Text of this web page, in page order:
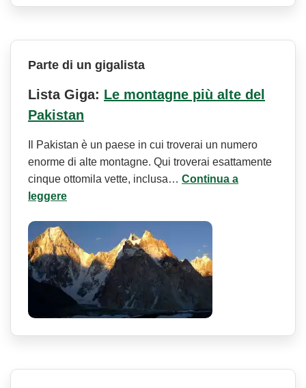
Parte di un gigalista
Lista Giga: Le montagne più alte del
Pakistan
Il Pakistan è un paese in cui troverai un numero
enorme di alte montagne. Qui troverai esattamente
cinque ottomila vette, inclusa… Continua a
leggere